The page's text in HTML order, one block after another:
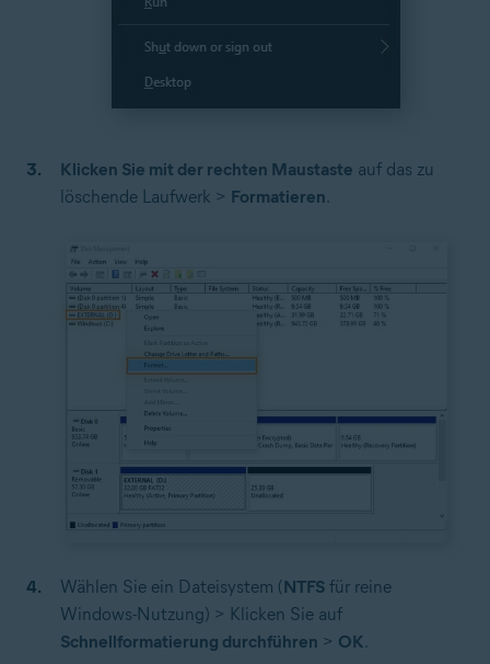
Klicken Sie mit der rechten Maustaste auf das zu
löschende Laufwerk > Formatieren.
Wählen Sie ein Dateisystem (NTFS für reine
Windows-Nutzung) > Klicken Sie auf
Schnellformatierung durchführen > OK.